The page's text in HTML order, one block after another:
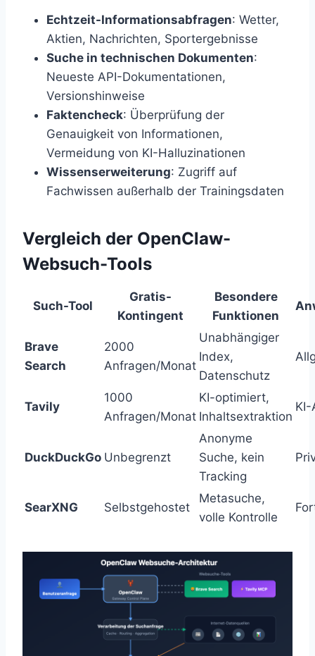
Echtzeit-Informationsabfragen: Wetter,
Aktien, Nachrichten, Sportergebnisse
Suche in technischen Dokumenten:
Neueste API-Dokumentationen,
Versionshinweise
Faktencheck: Überprüfung der
Genauigkeit von Informationen,
Vermeidung von KI-Halluzinationen
Wissenserweiterung: Zugriff auf
Fachwissen außerhalb der Trainingsdaten
Vergleich der OpenClaw-
Websuch-Tools
Such-Tool
Gratis-
Kontingent
Besondere
Funktionen
Brave
Search
2000
Anfragen/Monat
Unabhängiger
Index,
Datenschutz
Tavily
1000
Anfragen/Monat
KI-optimiert,
Inhaltsextraktion
KI-
DuckDuckGo Unbegrenzt
Anonyme
Suche, kein
Tracking
SearXNG Selbstgehostet
Metasuche,
volle Kontrolle